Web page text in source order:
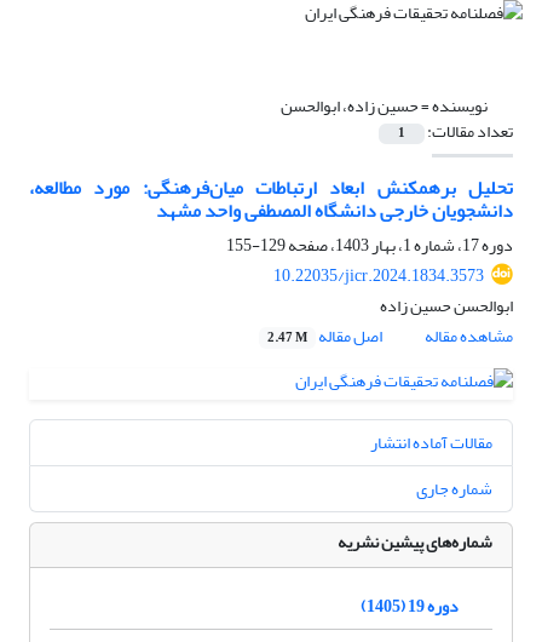
نویسنده =حسین زاده، ابوالحسن
تعداد مقالات: 1
تحلیل برهمکنش ابعاد ارتباطات میان‌فرهنگی: مورد مطالعه،
دانشجویان خارجی دانشگاه المصطفی واحد مشهد
دوره 17، شماره 1، بهار 1403، صفحه
129-155
10.22035/jicr.2024.1834.3573
ابوالحسن حسین زاده
مشاهده مقاله
اصل مقاله 2.47 M
مقالات آماده انتشار
شماره جاری
شماره‌های پیشین نشریه
دوره 19 (1405)